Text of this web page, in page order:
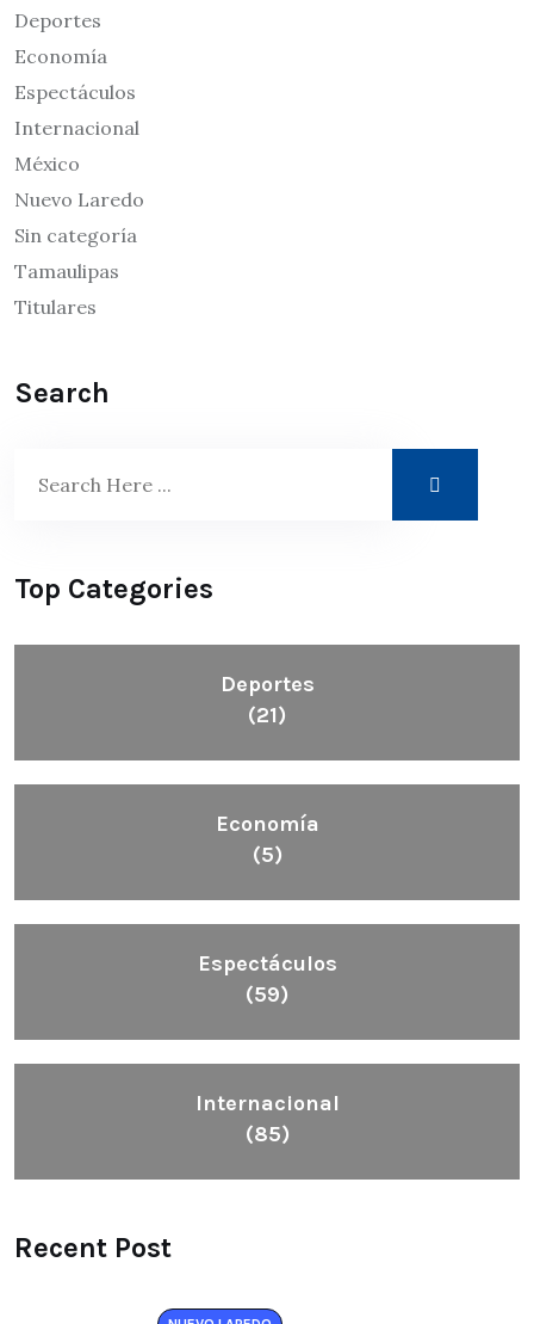
Deportes
Economía
Espectáculos
Internacional
México
Nuevo Laredo
Sin categoría
Tamaulipas
Titulares
Search
Top Categories
Deportes
(21)
Economía
(5)
Espectáculos
(59)
Internacional
(85)
Recent Post